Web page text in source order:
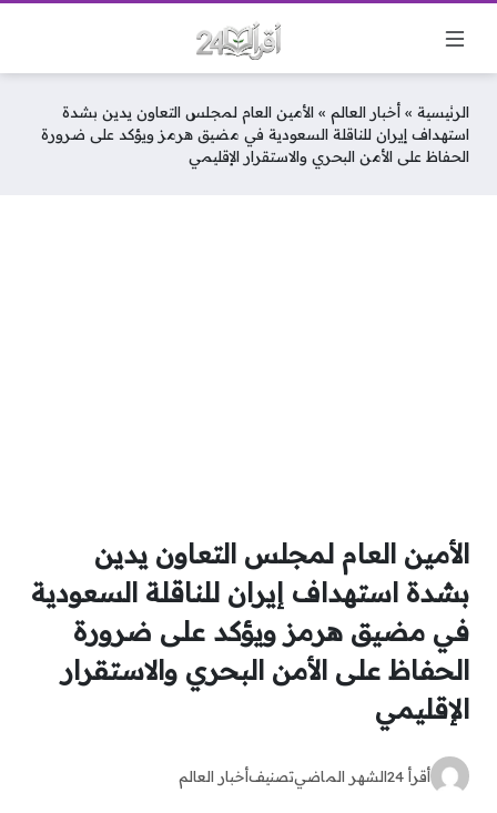
الرئيسية » أخبار العالم » الأمين العام لمجلس التعاون يدين بشدة
استهداف إيران للناقلة السعودية في مضيق هرمز ويؤكد على ضرورة
الحفاظ على الأمن البحري والاستقرار الإقليمي
الأمين العام لمجلس التعاون يدين
بشدة استهداف إيران للناقلة السعودية
في مضيق هرمز ويؤكد على ضرورة
الحفاظ على الأمن البحري والاستقرار
الإقليمي
أقرأ 24 الشهر الماضيتصنيفأخبار العالم